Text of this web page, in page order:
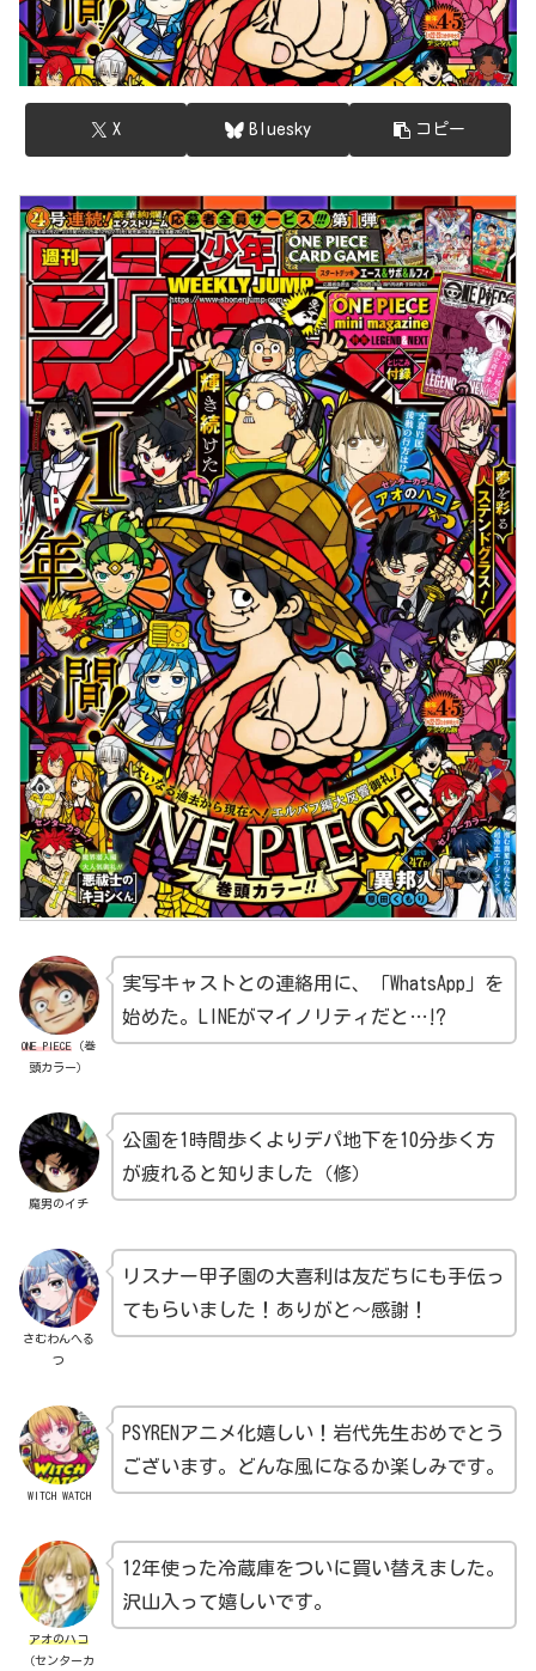
X Bluesky コピー
ONE PIECE （巻
頭カラー）
実写キャストとの連絡用に、「WhatsApp」を
始めた。LINEがマイノリティだと…⁉
魔男のイチ
公園を1時間歩くよりデパ地下を10分歩く方
が疲れると知りました（修）
さむわんへる
つ
リスナー甲子園の大喜利は友だちにも手伝っ
てもらいました！ありがと～感謝！
WITCH WATCH
PSYRENアニメ化嬉しい！岩代先生おめでとう
ございます。どんな風になるか楽しみです。
アオのハコ
（センターカ
12年使った冷蔵庫をついに買い替えました。
沢山入って嬉しいです。